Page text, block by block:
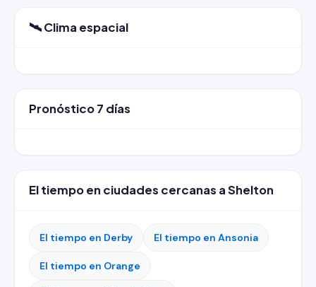
🛰️ Clima espacial
Pronóstico 7 días
El tiempo en ciudades cercanas a Shelton
El tiempo en Derby El tiempo en Ansonia
El tiempo en Orange